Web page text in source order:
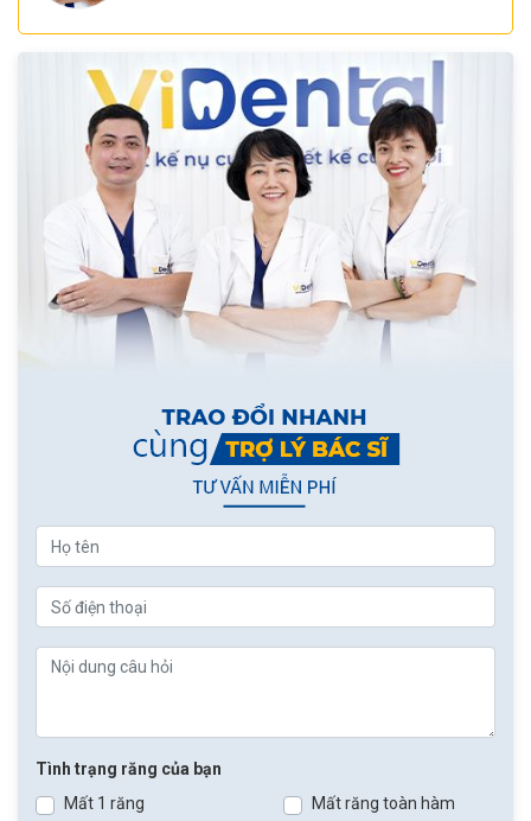
Tình trạng răng của bạn
Mất 1 răng
Mất răng toàn hàm